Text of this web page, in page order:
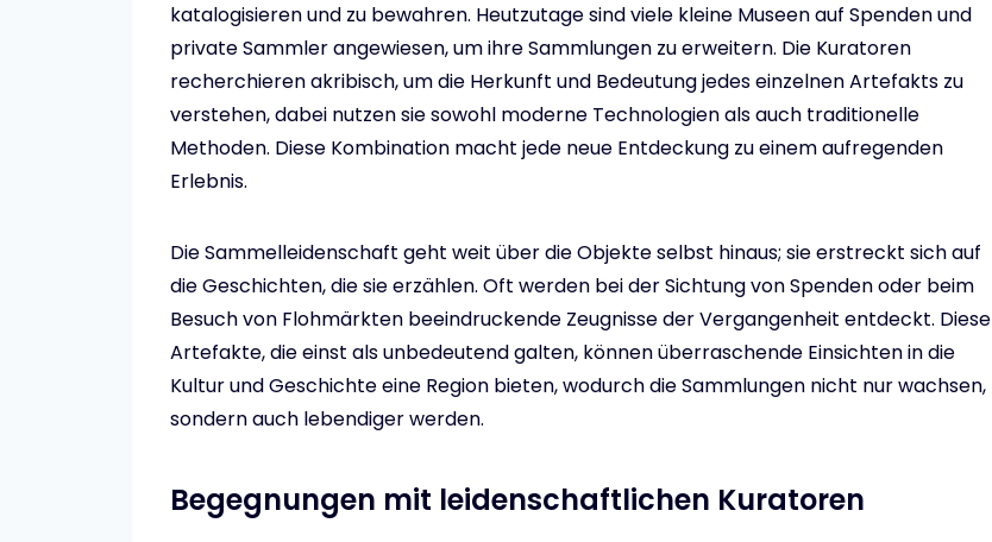
katalogisieren und zu bewahren. Heutzutage sind viele kleine Museen auf Spenden und
private Sammler angewiesen, um ihre Sammlungen zu erweitern. Die Kuratoren
recherchieren akribisch, um die Herkunft und Bedeutung jedes einzelnen Artefakts zu
verstehen, dabei nutzen sie sowohl moderne Technologien als auch traditionelle
Methoden. Diese Kombination macht jede neue Entdeckung zu einem aufregenden
Erlebnis.
Die Sammelleidenschaft geht weit über die Objekte selbst hinaus; sie erstreckt sich auf
die Geschichten, die sie erzählen. Oft werden bei der Sichtung von Spenden oder beim
Besuch von Flohmärkten beeindruckende Zeugnisse der Vergangenheit entdeckt. Diese
Artefakte, die einst als unbedeutend galten, können überraschende Einsichten in die
Kultur und Geschichte eine Region bieten, wodurch die Sammlungen nicht nur wachsen,
sondern auch lebendiger werden.
Begegnungen mit leidenschaftlichen Kuratoren